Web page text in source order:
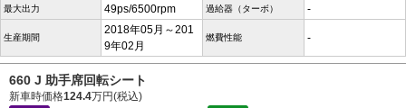
最大出力 49ps/6500rpm 過給器（ターボ） -
生産期間
2018年05月～201
9年02月
燃費性能 -
660 J 助手席回転シート
新車時価格124.4万円(税込)